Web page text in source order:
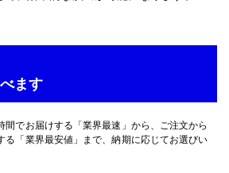
確認）
ます
間でお届けする「業界最速」から、ご注文から
る「業界最安値」まで、納期に応じてお選びい